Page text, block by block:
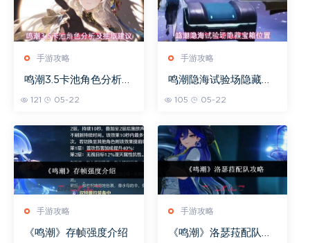
手游攻略
鸣潮3.5卡池角色分析及
121 05-22
手游攻略
鸣潮隐海试验场隐藏宝
105 05-22
手游攻略
《鸣潮》存帧强度介绍
手游攻略
《鸣潮》洛瑟菈配队攻